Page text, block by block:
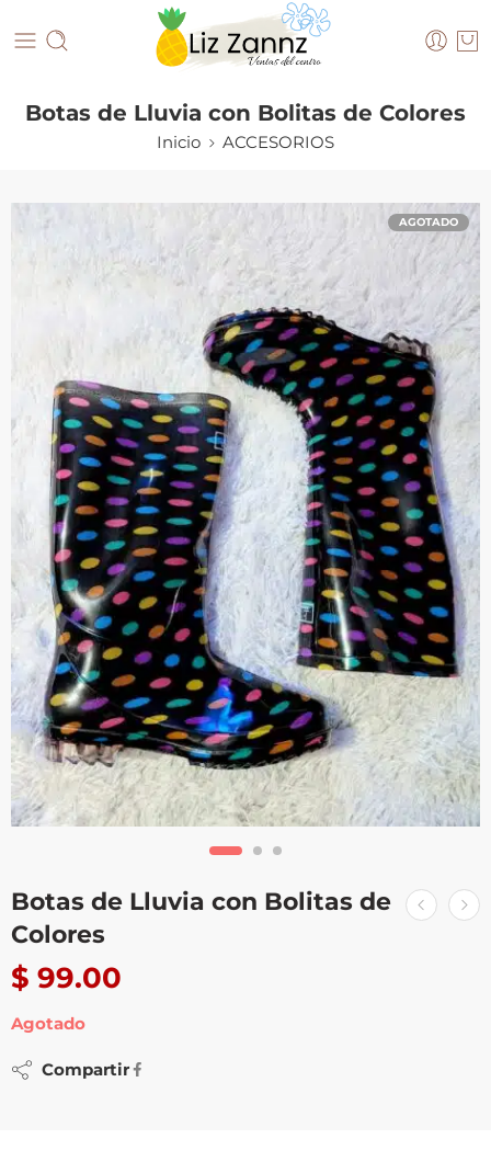
Botas de Lluvia con Bolitas de Colores
Inicio ACCESORIOS
AGOTADO
Botas de Lluvia con Bolitas de
Colores
$ 99.00
Agotado
Compartir